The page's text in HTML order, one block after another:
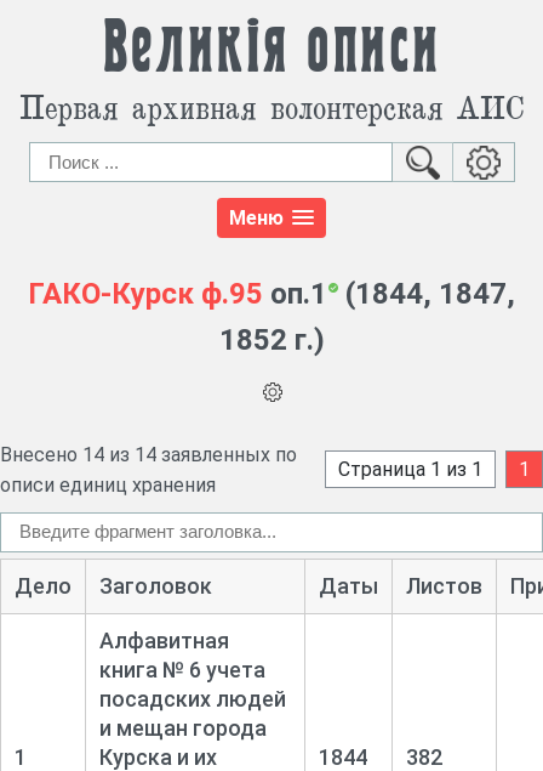
Великія описи
Первая архивная волонтерская АИС
Меню
ГАКО-Курск ф.95 оп.1
(1844, 1847,
1852 г.)
Внесено 14 из 14 заявленных по
описи единиц хранения
Страница 1 из 1 1
Дело Заголовок Даты Листов
1
Алфавитная
книга № 6 учета
посадских людей
и мещан города
Курска и их
1844 382